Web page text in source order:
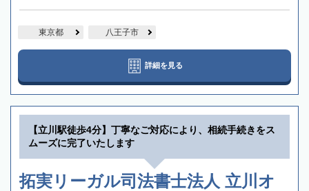
東京都 八王子市
詳細を見る
【立川駅徒歩4分】丁寧なご対応により、相続手続きをス
ムーズに完了いたします
拓実リーガル司法書士法人 立川オ